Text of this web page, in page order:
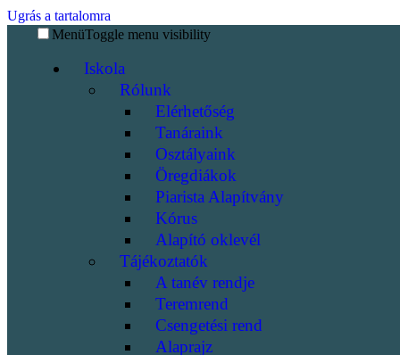
Ugrás a tartalomra
MenüToggle menu visibility
Iskola
Rólunk
Elérhetőség
Tanáraink
Osztályaink
Öregdiákok
Piarista Alapítvány
Kórus
Alapító oklevél
Tájékoztatók
A tanév rendje
Teremrend
Csengetési rend
Alaprajz